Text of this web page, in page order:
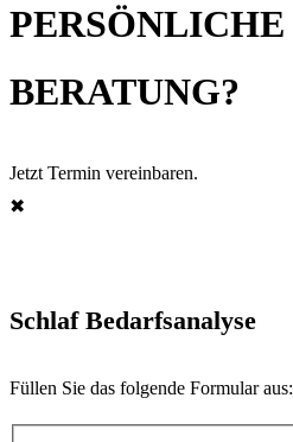
PERSÖNLICHE
BERATUNG?
Jetzt Termin vereinbaren.
✖︎
Schlaf Bedarfsanalyse
Füllen Sie das folgende Formular aus: